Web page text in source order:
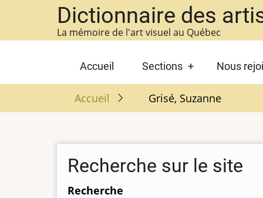
contenu
Dictionnaire des
La mémoire de l'art visuel au Québec
Main
navigation
Accueil Sections Nous
Accueil Grisé, Suzanne
Recherche sur le site
Recherche